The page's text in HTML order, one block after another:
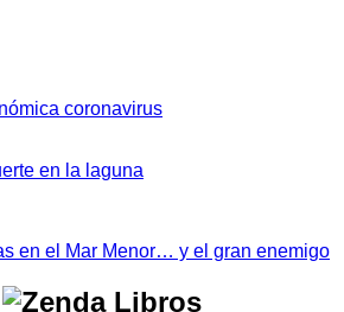
coronavirus
en la laguna
en el Mar Menor… y el gran enemigo